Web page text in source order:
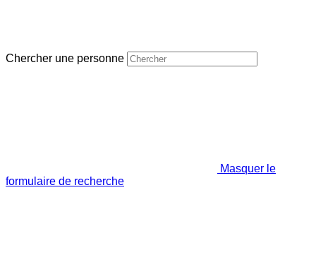
Chercher une personne
Masquer le
formulaire de recherche